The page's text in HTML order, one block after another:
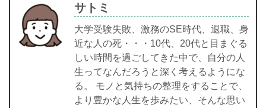
サトミ
大学受験失敗、激務のSE時代、退職、身
近な人の死・・・10代、20代と目まぐる
しい時間を過ごしてきた中で、自分の人
生ってなんだろうと深く考えるようにな
る。 モノと気持ちの整理をすることで、
より豊かな人生を歩みたい、そんな思い